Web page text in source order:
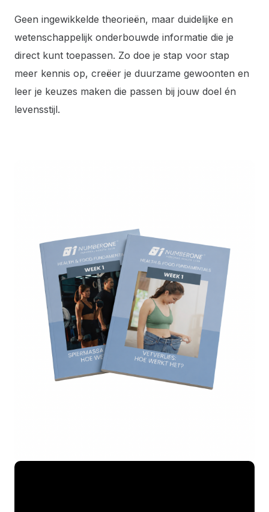
Geen ingewikkelde theorieën, maar duidelijke en
wetenschappelijk onderbouwde informatie die je
direct kunt toepassen. Zo doe je stap voor stap
meer kennis op, creëer je duurzame gewoonten en
leer je keuzes maken die passen bij jouw doel én
levensstijl.